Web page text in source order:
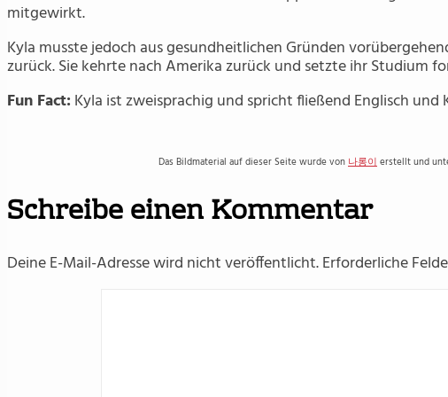
mitgewirkt.
Kyla musste jedoch aus gesundheitlichen Gründen
zurück. Sie kehrte nach Amerika zurück und setzte ihr Studium
Fun Fact: Kyla ist zweisprachig und spricht fließend Englisch und
Das Bildmaterial auf dieser Seite wurde von나롱이erstellt und
Schreibe einen Kommentar
Deine E-Mail-Adresse wird nicht veröffentlicht.Erforderliche